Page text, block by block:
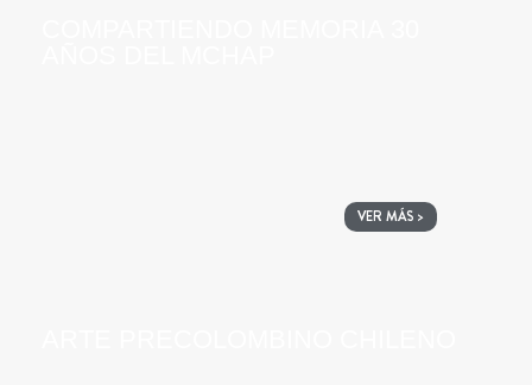
VER MÁS >